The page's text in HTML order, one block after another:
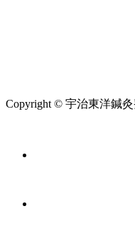
Copyright © 宇治東洋鍼灸